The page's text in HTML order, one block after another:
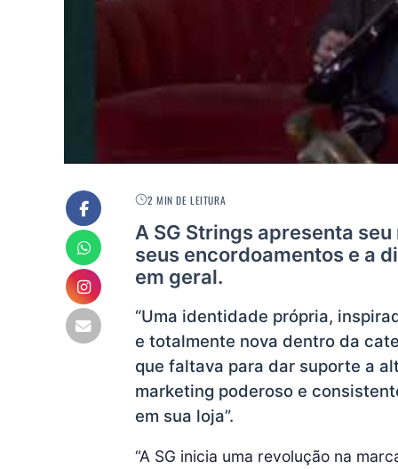
2 MIN DE LEITURA
A SG Strings apresenta
seus encordoamentos e a
em geral.
“Uma identidade própria,
e totalmente nova dentro da
que faltava para dar suporte a
marketing poderoso e
em sua loja”.
“A SG inicia uma revolução na